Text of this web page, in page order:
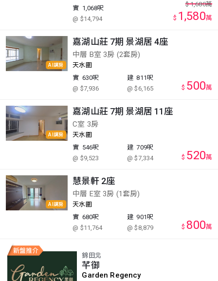
實 1,068呎
@ $14,794
$ 1,680萬
$ 1,580萬
AI講房
嘉湖山莊 7期 景湖居 4座
中層 B室 3房 (2套房)
天水圍
實 630呎
@ $7,936
建 811呎
@ $6,165
$ 500萬
AI講房
嘉湖山莊 7期 景湖居 11座
C室 3房
天水圍
實 546呎
@ $9,523
建 709呎
@ $7,334
$ 520萬
AI講房
慧景軒 2座
中層 E室 3房 (1套房)
天水圍
實 680呎
@ $11,764
建 901呎
@ $8,879
$ 800萬
錦田北
芊御
Garden Regency